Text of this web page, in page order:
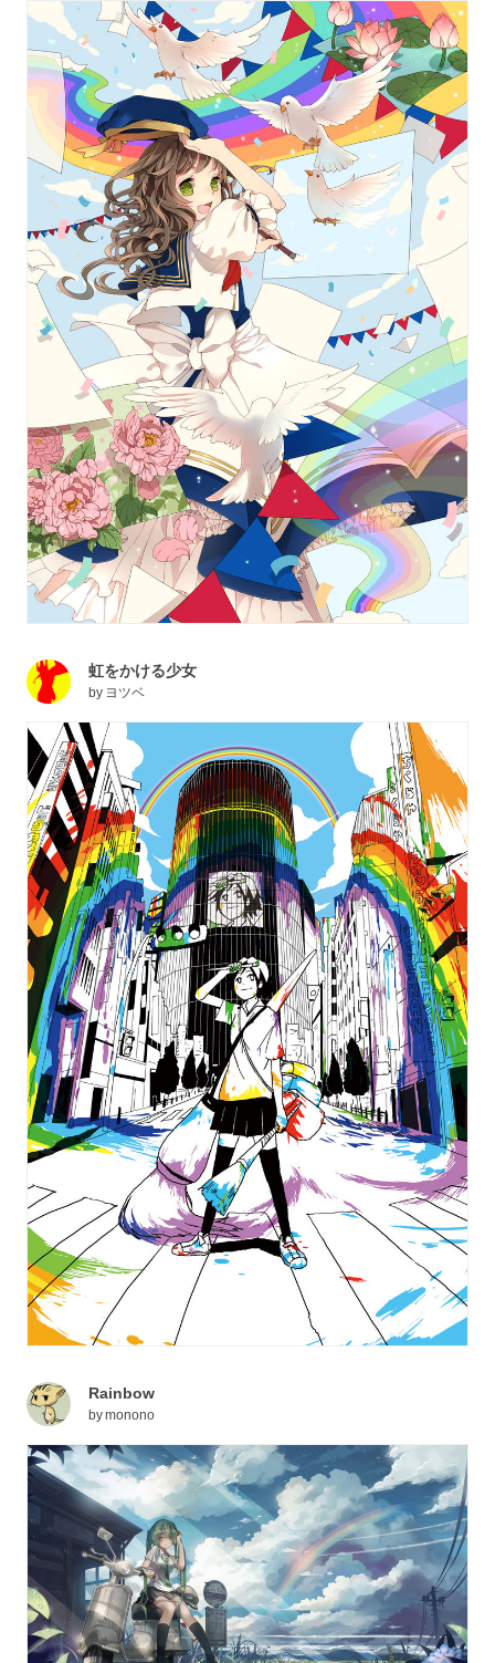
虹をかける少女
by ヨツベ
Rainbow
bymonono